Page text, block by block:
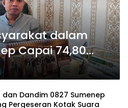
dalam
Capai 74,80
Dandim 0827 Sumenep
Pergeseran Kotak Suara